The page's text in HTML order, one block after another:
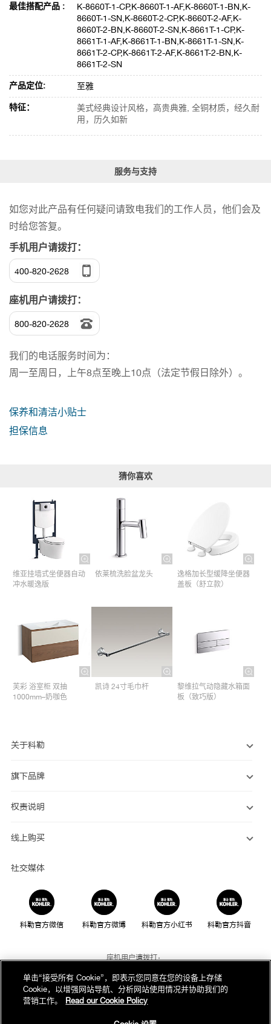
最佳搭配产品 :
K-8660T-1-CP,K-8660T-1-AF,K-8660T-1-BN,K-
8660T-1-SN,K-8660T-2-CP,K-8660T-2-AF,K-
8660T-2-BN,K-8660T-2-SN,K-8661T-1-CP,K-
8661T-1-AF,K-8661T-1-BN,K-8661T-1-SN,K-
8661T-2-CP,K-8661T-2-AF,K-8661T-2-BN,K-
8661T-2-SN
产品定位: 至雅
特征：
美式经典设计风格，高贵典雅, 全铜材质，经久耐
用，历久如新
服务与支持
如您对此产品有任何疑问请致电我们的工作人员，他们会及
时给您答复。
手机用户请拨打：
400-820-2628
座机用户请拨打：
800-820-2628
我们的电话服务时间为：
周一至周日，上午8点至晚上10点（法定节假日除外）。
保养和清洁小贴士
担保信息
猜你喜欢
维亚挂墙式坐便器自动
冲水暖逸版
依莱梳洗脸盆龙头
逸格加长型缓降坐便器
盖板（舒立款）
芙彩 浴室柜 双抽
1000mm–奶咖色
凯诗 24寸毛巾杆​
黎维拉气动隐藏水箱面
板（致巧版）
关于科勒
旗下品牌
权责说明
线上购买
社交媒体
科勒官方微信 科勒官方微博 科勒官方小红书 科勒官方抖音
座机用户请拨打：
800-820-2628
手机用户请拨打：
400-820-2628
单击“接受所有 Cookie”，即表示您同意在您的设备上存储
Cookie，以增强网站导航、分析网站使用情况并协助我们的
营销工作。
Read our Cookie Policy